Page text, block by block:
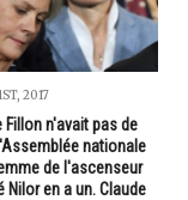
2017
Fillon n'avait pas de
nationale
de l'ascenseur
Nilor en a un. Claude